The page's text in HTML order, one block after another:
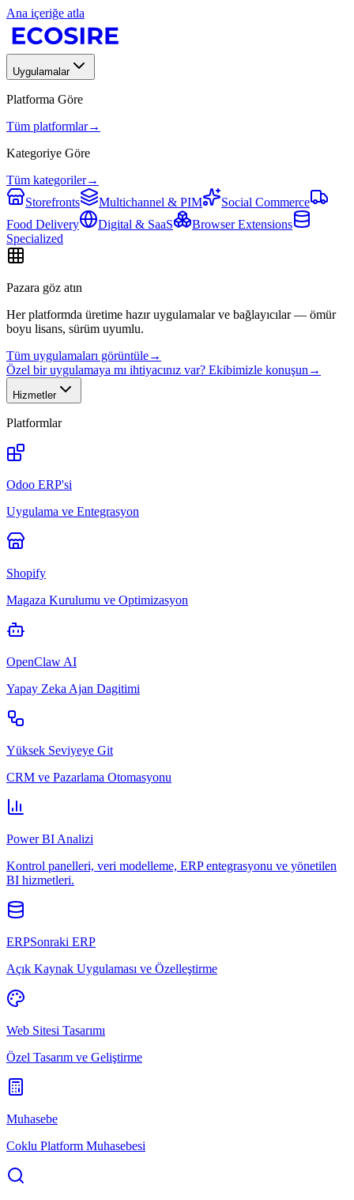
Ana içeriğe atla
Uygulamalar
Platforma Göre
Tüm platformlar→
Kategoriye Göre
Tüm kategoriler→
Storefronts
Multichannel & PIM
Social Commerce
Food Delivery
Digital & SaaS
Browser Extensions
Specialized
Pazara göz atın
Her platformda üretime hazır uygulamalar ve bağlayıcılar — ömür
boyu lisans, sürüm uyumlu.
Tüm uygulamaları görüntüle→
Özel bir uygulamaya mı ihtiyacınız var? Ekibimizle konuşun →
Hizmetler
Platformlar
Odoo ERP'si
Uygulama ve Entegrasyon
Shopify
Magaza Kurulumu ve Optimizasyon
OpenClaw AI
Yapay Zeka Ajan Dagitimi
Yüksek Seviyeye Git
CRM ve Pazarlama Otomasyonu
Power BI Analizi
Kontrol panelleri, veri modelleme, ERP entegrasyonu ve yönetilen
BI hizmetleri.
ERPSonraki ERP
Açık Kaynak Uygulaması ve Özelleştirme
Web Sitesi Tasarımı
Özel Tasarım ve Geliştirme
Muhasebe
Coklu Platform Muhasebesi